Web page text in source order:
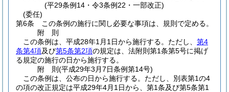
(平29条例14・令3条例22・一部改正)
(委任)
第6条
この条例の施行に関し必要な事項は、規則で定める。
附 則
この条例は、平成28年1月1日から施行する。 ただし、 第4
条第4項及び第5条第2項の規定は、法附則第1条第5号に掲げ
る規定の施行の日から施行する。
附 則(平成29年3月7日条例第14号)
この条例は、公布の日から施行する。 ただし、別表第1の4
の項の改正規定は平成29年4月1日から、第1条及び第5条第1